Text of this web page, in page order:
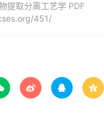
提取分离工艺学 PDF
451/
  